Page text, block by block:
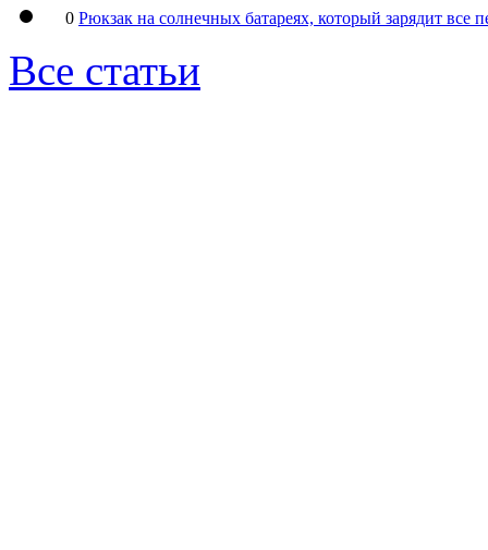
0 Рюкзак на солнечных батареях, который зарядит все
Все статьи